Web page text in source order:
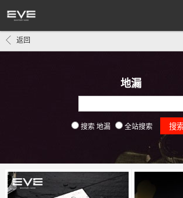
地漏
搜索 地漏 全站搜索
返回